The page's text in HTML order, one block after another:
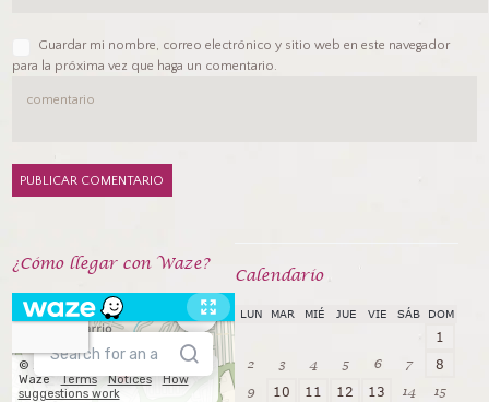
Guardar mi nombre, correo electrónico y sitio web en este navegador
para la próxima vez que haga un comentario.
¿Cómo llegar con Waze?
Calendarío
LUN MAR MIÉ JUE VIE SÁB DOM
1
2 3 4 5 6 7 8
9 10 11 12 13 14 15